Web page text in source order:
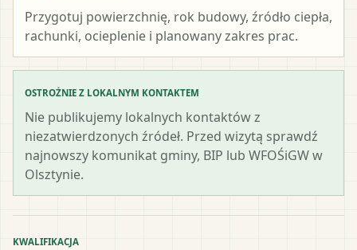
Przygotuj powierzchnię, rok budowy, źródło ciepła,
rachunki, ocieplenie i planowany zakres prac.
OSTROŻNIE Z LOKALNYM KONTAKTEM
Nie publikujemy lokalnych kontaktów z
niezatwierdzonych źródeł. Przed wizytą sprawdź
najnowszy komunikat gminy, BIP lub WFOŚiGW w
Olsztynie.
KWALIFIKACJA